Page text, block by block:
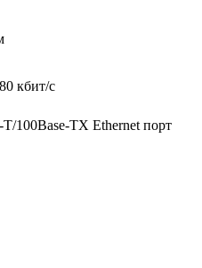
кбит/с
T/100Base-TX Ethernet порт